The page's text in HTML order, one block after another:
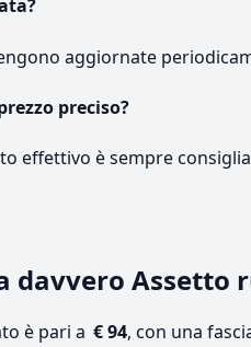
aggiornate
preciso?
effettivo è sempre
davvero Assetto
è pari a € 94, con una